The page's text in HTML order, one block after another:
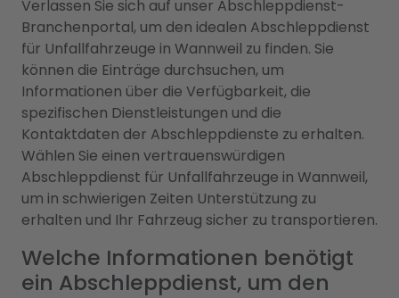
Verlassen Sie sich auf unser Abschleppdienst-
Branchenportal, um den idealen Abschleppdienst
für Unfallfahrzeuge in Wannweil zu finden. Sie
können die Einträge durchsuchen, um
Informationen über die Verfügbarkeit, die
spezifischen Dienstleistungen und die
Kontaktdaten der Abschleppdienste zu erhalten.
Wählen Sie einen vertrauenswürdigen
Abschleppdienst für Unfallfahrzeuge in Wannweil,
um in schwierigen Zeiten Unterstützung zu
erhalten und Ihr Fahrzeug sicher zu transportieren.
Welche Informationen benötigt
ein Abschleppdienst, um den